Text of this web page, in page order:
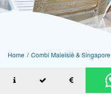
Home / Combi Maleisië & Singapore